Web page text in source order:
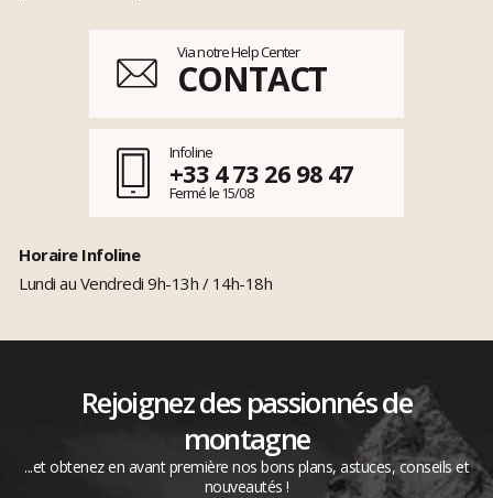
Via notre Help Center
CONTACT
Infoline
+33 4 73 26 98 47
Fermé le 15/08
Horaire Infoline
Lundi au Vendredi 9h-13h / 14h-18h
Rejoignez des passionnés de
montagne
...et obtenez en avant première nos bons plans, astuces, conseils et
nouveautés !